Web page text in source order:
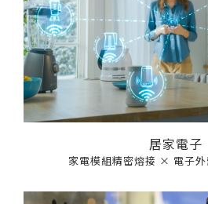
居家電子
家電模組精密熔接 × 電子